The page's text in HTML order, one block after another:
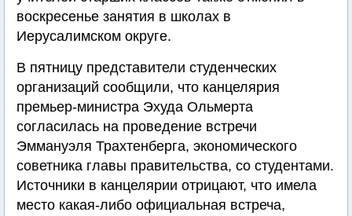
воскресенье занятия в школах в
Иерусалимском округе.
В пятницу представители студенческих
организаций сообщили, что канцелярия
премьер-министра Эхуда Ольмерта
согласилась на проведение встречи
Эммануэля Трахтенберга, экономического
советника главы правительства, со студентами.
Источники в канцелярии отрицают, что имела
место какая-либо официальная встреча,